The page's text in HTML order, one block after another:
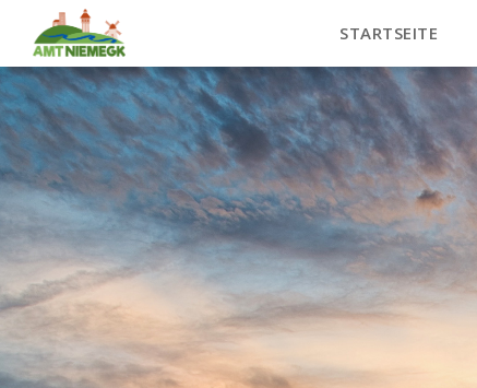
STARTSEITE